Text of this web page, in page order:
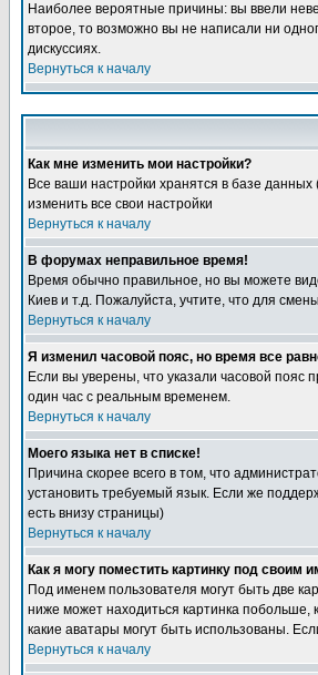
Наиболее вероятные причины: вы ввели
второе, то возможно вы не написали ни
дискуссиях.
Вернуться к началу
Как мне изменить мои настройки?
Все ваши настройки хранятся в базе
изменить все свои настройки
Вернуться к началу
В форумах неправильное время!
Время обычно правильное, но вы можете
Киев и т.д. Пожалуйста, учтите, что для
Вернуться к началу
Я изменил часовой пояс, но время все
Если вы уверены, что указали часовой
один час с реальным временем.
Вернуться к началу
Моего языка нет в списке!
Причина скорее всего в том, что
установить требуемый язык. Если же
есть внизу страницы)
Вернуться к началу
Как я могу поместить картинку под своим
Под именем пользователя могут быть две
ниже может находиться картинка побольше,
какие аватары могут быть использованы.
Вернуться к началу